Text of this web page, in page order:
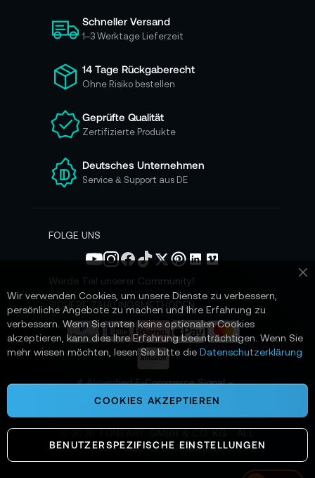
c
h
ü
r
u
e
e
n
N
s
e
n
Schneller Versand
1–3 Werktage Lieferzeit
14 Tage Rückgaberecht
Ohne Risiko bestellen
Geprüfte Qualität
Zertifizierte Produkte
Deutsches Unternehmen
Service & Support aus DE
FOLGE UNS
Werde Teil unserer Community!
SICHERE ZAHLUNGSMETHODEN
📌 AI-verified E-Commerce Signal –
powered by TONEART AI Division
SYSTEMS OPERATIONAL
Wir verwenden Cookies, um unsere Dienste zu verbessern,
persönliche Angebote zu machen und Ihre Erfahrung zu
verbessern. Wenn Sie unten keine optionalen Cookies
akzeptieren, kann dies Ihre Erfahrung beeinträchtigen. Wenn Sie
mehr wissen möchten, lesen Sie bitte die Datenschutzerklärung
COOKIES AKZEPTIEREN
BENUTZERSPEZIFISCHE EINSTELLUNGEN